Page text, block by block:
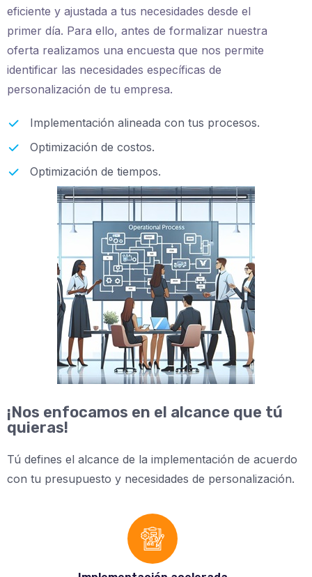
eficiente y ajustada a tus necesidades desde el
primer día. Para ello, antes de formalizar nuestra
oferta realizamos una encuesta que nos permite
identificar las necesidades específicas de
personalización de tu empresa.
Implementación alineada con tus procesos.
Optimización de costos.
Optimización de tiempos.
¡Nos enfocamos en el alcance que tú
quieras!
Tú defines el alcance de la implementación de acuerdo
con tu presupuesto y necesidades de personalización.